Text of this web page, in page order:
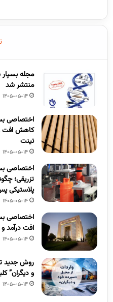
منتشر شد
1405-05-14
اختصاصی
کاهش افت
تینت
1405-05-14
اختصاصی
تزریقی؛
پلاستیکی
1405-05-14
اختصاصی
افت درآمد
1405-05-14
روش جدید
و دیگران”
1405-05-14